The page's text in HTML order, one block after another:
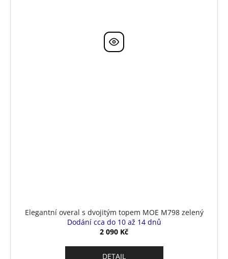
Elegantní overal s dvojitým topem MOE M798 zelený
Dodání cca do 10 až 14 dnů
2 090 Kč
DETAIL